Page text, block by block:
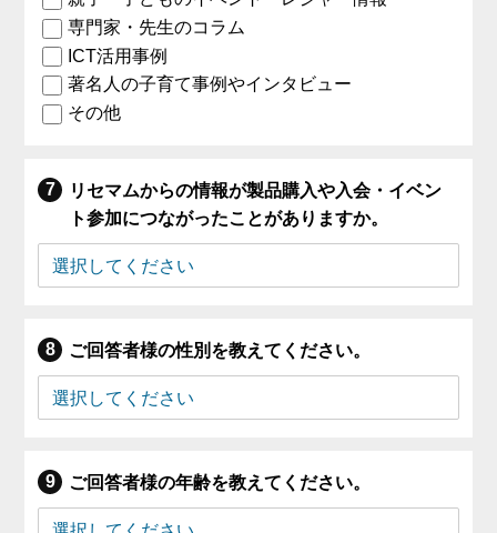
専門家・先生のコラム
ICT活用事例
著名人の子育て事例やインタビュー
その他
リセマムからの情報が製品購入や入会・イベン
ト参加につながったことがありますか。
ご回答者様の性別を教えてください。
ご回答者様の年齢を教えてください。